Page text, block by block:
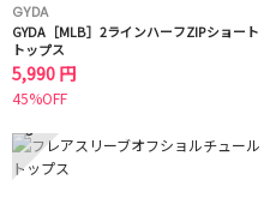
GYDA
GYDA［MLB］2ラインハーフZIPショート
トップス
5,990 円
45%OFF
5